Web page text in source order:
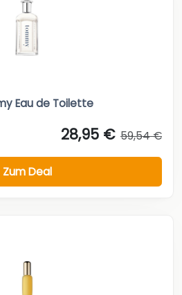
Eau de Toilette
28,95 € 59,54 €
Zum Deal